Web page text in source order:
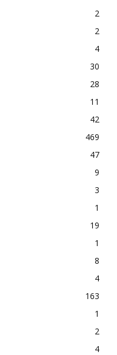
2
2
4
30
28
11
42
469
47
9
3
1
19
1
8
4
163
1
2
4